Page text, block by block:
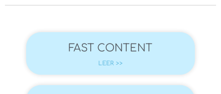
FAST CONTENT
LEER >>